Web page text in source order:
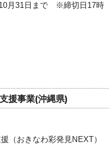
月31日まで ※締切日17時
援事業(沖縄県)
（おきなわ彩発見NEXT）